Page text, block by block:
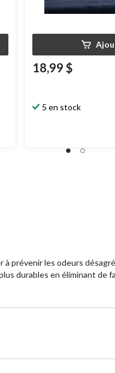
18,99 $
5 en stock
prévenir les odeurs
durables en éliminant de